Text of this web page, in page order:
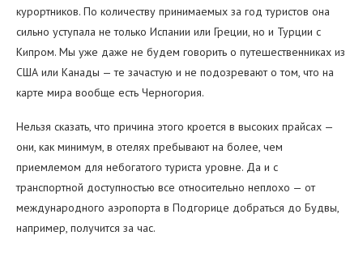
курортников. По количеству принимаемых за год туристов она
сильно уступала не только Испании или Греции, но и Турции с
Кипром. Мы уже даже не будем говорить о путешественниках из
США или Канады — те зачастую и не подозревают о том, что на
карте мира вообще есть Черногория.
Нельзя сказать, что причина этого кроется в высоких прайсах —
они, как минимум, в отелях пребывают на более, чем
приемлемом для небогатого туриста уровне. Да и с
транспортной доступностью все относительно неплохо — от
международного аэропорта в Подгорице добраться до Будвы,
например, получится за час.